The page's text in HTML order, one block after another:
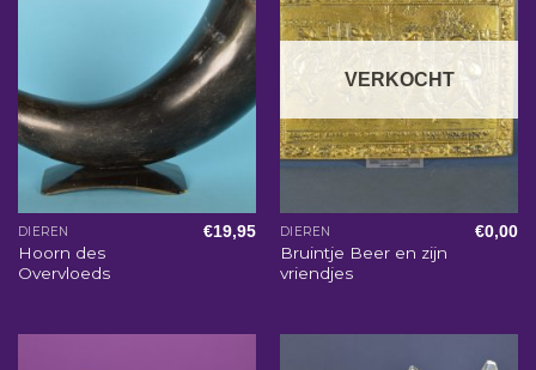
DIEREN
Hoorn des
Overvloeds
€19,95
VERKOCHT
DIEREN
Bruintje Beer en zijn
vriendjes
€0,00